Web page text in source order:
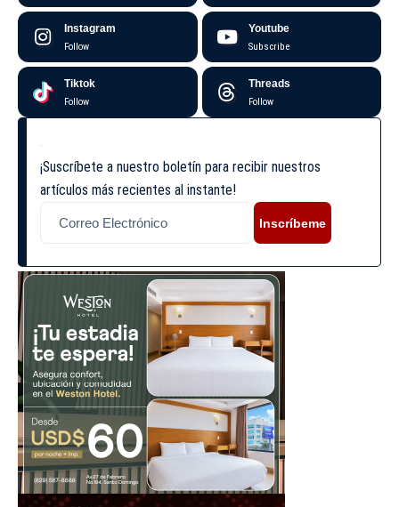
Instagram
Follow
Youtube
Subscribe
Tiktok
Follow
Threads
Follow
¡Suscríbete a nuestro boletín para recibir nuestros
artículos más recientes al instante!
Inscríbeme